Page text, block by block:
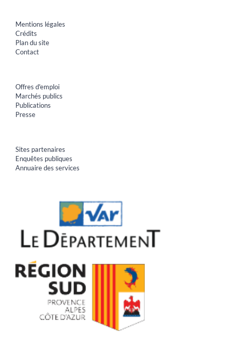
Mentions légales
Crédits
Plan du site
Contact
Offres d'emploi
Marchés publics
Publications
Presse
Sites partenaires
Enquêtes publiques
Annuaire des services